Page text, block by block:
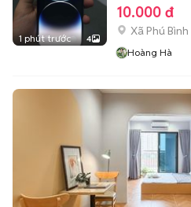
1 phút trước 4
10.000 đ
Xã Phú Bình
Hoàng Hà